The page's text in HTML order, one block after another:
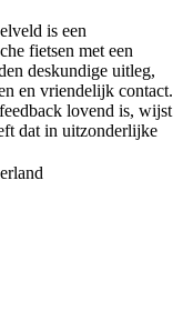
is een
fietsen met een
deskundige uitleg,
en vriendelijk contact.
lovend is, wijst
dat in uitzonderlijke